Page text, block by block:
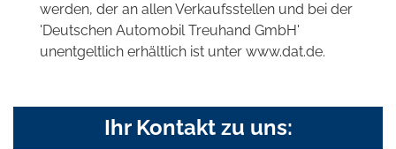
werden, der an allen Verkaufsstellen und bei der
'Deutschen Automobil Treuhand GmbH'
unentgeltlich erhältlich ist unter www.dat.de.
Ihr Kontakt zu uns: